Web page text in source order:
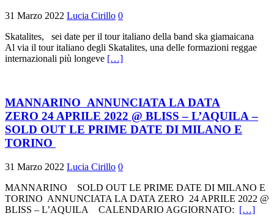
31 Marzo 2022 Lucia Cirillo 0
Skatalites, sei date per il tour italiano della band ska giamaicana
Al via il tour italiano degli Skatalites, una delle formazioni reggae
internazionali più longeve […]
MANNARINO ANNUNCIATA LA DATA
ZERO 24 APRILE 2022 @ BLISS – L’AQUILA –
SOLD OUT LE PRIME DATE DI MILANO E
TORINO
31 Marzo 2022 Lucia Cirillo 0
MANNARINO SOLD OUT LE PRIME DATE DI MILANO E
TORINO ANNUNCIATA LA DATA ZERO 24 APRILE 2022 @
BLISS – L’AQUILA CALENDARIO AGGIORNATO: […]